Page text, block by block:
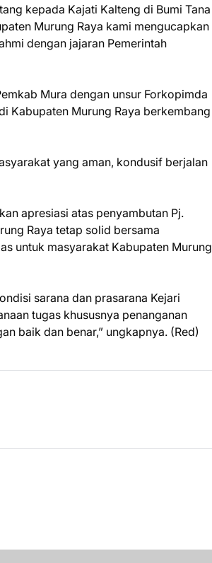
kepada Kajati Kalteng di Bumi Tana
Murung Raya kami mengucapkan
dengan jajaran Pemerintah
Mura dengan unsur Forkopimda
Kabupaten Murung Raya berkembang
yang aman, kondusif berjalan
apresiasi atas penyambutan Pj.
Raya tetap solid bersama
untuk masyarakat Kabupaten Murung
sarana dan prasarana Kejari
tugas khususnya penanganan
baik dan benar,” ungkapnya. (Red)